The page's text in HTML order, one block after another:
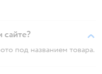
сайте?
под названием товара.